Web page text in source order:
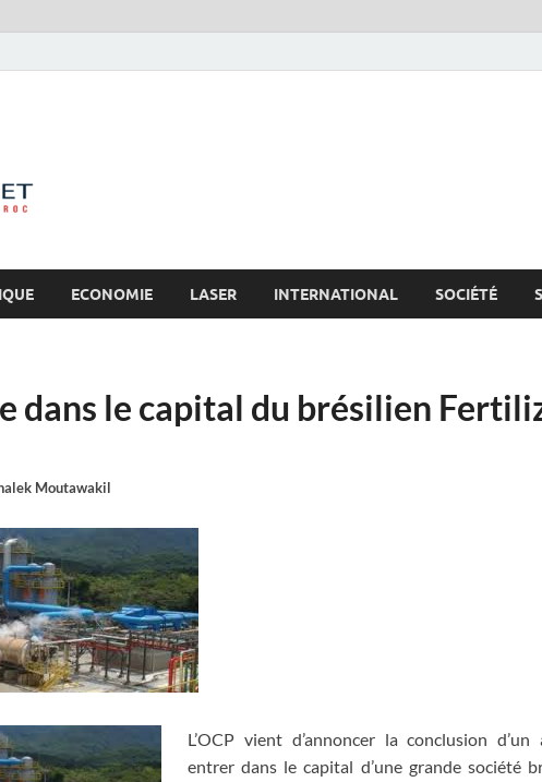
ECONOMIE LASER INTERNATIONAL SOCIÉTÉ
dans le capital du brésilien
Moutawakil
L’OCP vient d’annoncer la conclusion
entrer dans le capital d’une grande société